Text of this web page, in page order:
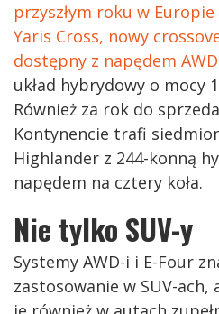
przyszłym roku w
Yaris Cross, nowy
dostępny z napędem
układ hybrydowy o mocy
Również za rok do
Kontynencie trafi
Highlander z 244-konną
napędem na cztery koła.
Nie tylko SUV-y
Systemy AWD-i i E-Four
zastosowanie w SUV-ach,